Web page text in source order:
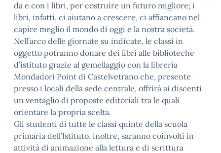
da e con i libri, per costruire un futuro migliore; i
libri, infatti, ci aiutano a crescere, ci affiancano nel
capire meglio il mondo di oggi e la nostra società.
Nell’arco delle giornate su indicate, le classi in
oggetto potranno donare dei libri alle biblioteche
d’istituto grazie al gemellaggio con la libreria
Mondadori Point di Castelvetrano che, presente
presso i locali della sede centrale, offrirà ai discenti
un ventaglio di proposte editoriali tra le quali
orientare la propria scelta.
Gli studenti di tutte le classi quinte della scuola
primaria dell’Istituto, inoltre, saranno coinvolti in
attività di animazione alla lettura e di scrittura